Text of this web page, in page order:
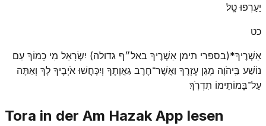
יַעַרְפוּ טָֽל׃
כט
אַשְׁרֶיךָ*(בספרי תימן אַשְׁרֶיךָ באל״ף גדולה) יִשְׂרָאֵל מִי כָמוֹךָ עַם
נוֹשַׁע בַּֽיהֹוָה מָגֵן עֶזְרֶךָ וַאֲשֶׁר־חֶרֶב גַּאֲוָתֶךָ וְיִכָּחֲשׁוּ אֹיְבֶיךָ לָךְ וְאַתָּה
עַל־בָּמוֹתֵימוֹ תִדְרֹֽךְ׃
Tora in der Am Hazak App lesen